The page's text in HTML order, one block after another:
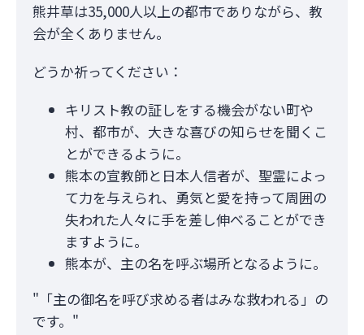
熊井草は35,000人以上の都市でありながら、教
会が全くありません。
どうか祈ってください：
キリスト教の証しをする機会がない町や
村、都市が、大きな喜びの知らせを聞くこ
とができるように。
熊本の宣教師と日本人信者が、聖霊によっ
て力を与えられ、勇気と愛を持って周囲の
失われた人々に手を差し伸べることができ
ますように。
熊本が、主の名を呼ぶ場所となるように。
"「主の御名を呼び求める者はみな救われる」の
です。"